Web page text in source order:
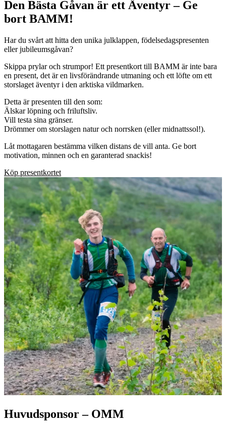
Den Bästa Gåvan är ett Äventyr – Ge
bort BAMM!
Har du svårt att hitta den unika julklappen, födelsedagspresenten
eller jubileumsgåvan?
Skippa prylar och strumpor! Ett presentkort till BAMM är inte bara
en present, det är en livsförändrande utmaning och ett löfte om ett
storslaget äventyr i den arktiska vildmarken.
Detta är presenten till den som:
Älskar löpning och friluftsliv.
Vill testa sina gränser.
Drömmer om storslagen natur och norrsken (eller midnattssol!).
Låt mottagaren bestämma vilken distans de vill anta. Ge bort
motivation, minnen och en garanterad snackis!
Köp presentkortet
Huvudsponsor – OMM